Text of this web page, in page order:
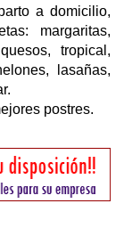
a domicilio,
margaritas,
tropical,
lasañas,
postres.